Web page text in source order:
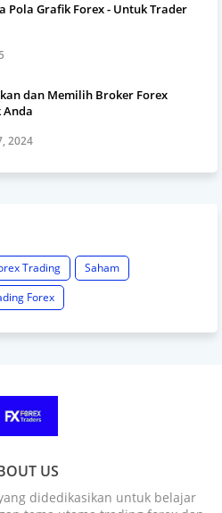
Pola Grafik Forex - Untuk Trader
dan Memilih Broker Forex
Anda
2024
Trading
Saham
Forex
US
didedikasikan untuk belajar